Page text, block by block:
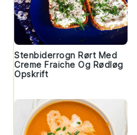
Stenbiderrogn Rørt Med
Creme Fraiche Og Rødløg
Opskrift